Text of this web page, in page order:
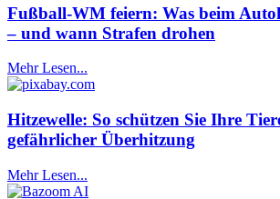
Fußball-WM feiern: Was beim
– und wann Strafen drohen
Mehr Lesen...
Hitzewelle: So schützen Sie Ihre
gefährlicher Überhitzung
Mehr Lesen...